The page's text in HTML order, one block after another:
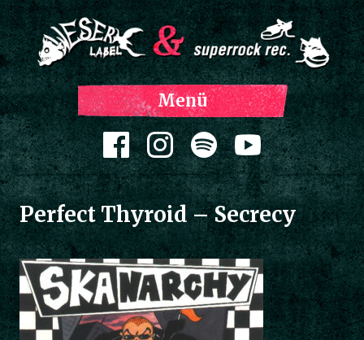
Menü
Zum Inhalt springen
Perfect Thyroid – Secrecy